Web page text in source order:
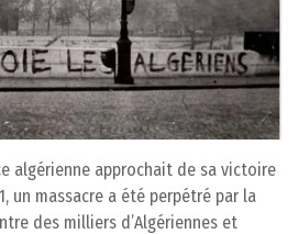
algérienne approchait de sa victoire
un massacre a été perpétré par la
des milliers d’Algériennes et